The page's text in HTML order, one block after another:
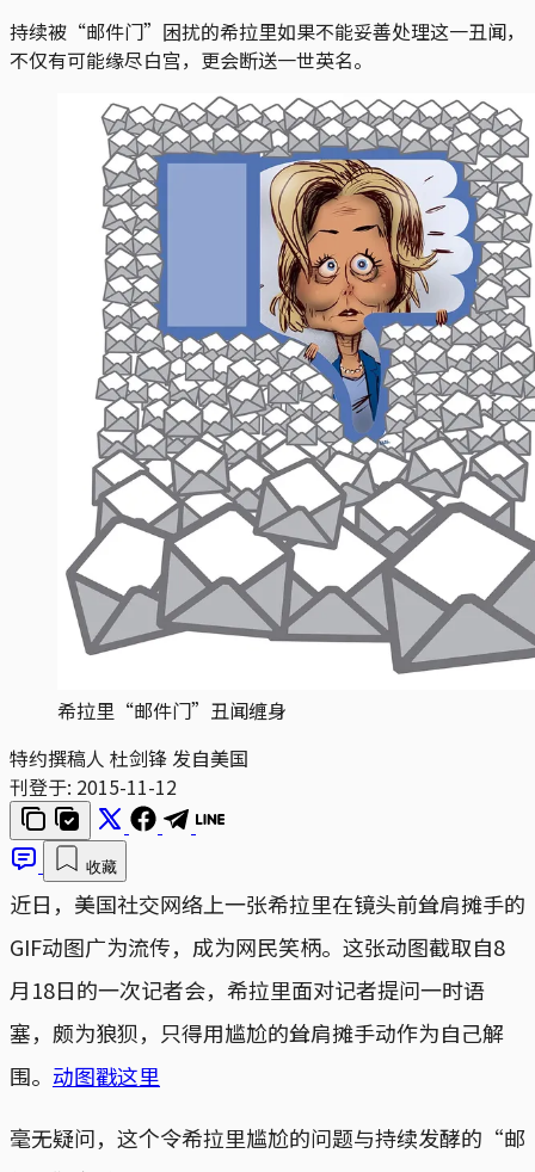
持续被“邮件门”困扰的希拉里如果不能妥善处理这一丑闻，
不仅有可能缘尽白宫，更会断送一世英名。
希拉里“邮件门”丑闻缠身
特约撰稿人 杜剑锋 发自美国
刊登于: 2015-11-12
收藏
近日，美国社交网络上一张希拉里在镜头前耸肩摊手的
GIF动图广为流传，成为网民笑柄。这张动图截取自8
月18日的一次记者会，希拉里面对记者提问一时语
塞，颇为狼狈，只得用尴尬的耸肩摊手动作为自己解
围。 动图戳这里
毫无疑问，这个令希拉里尴尬的问题与持续发酵的“邮